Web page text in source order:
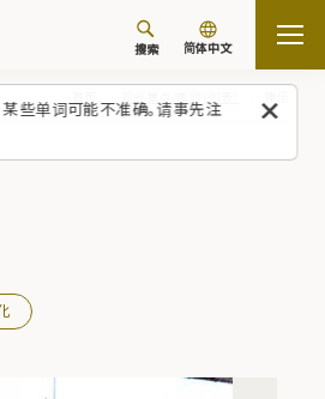
些单词可能不准确。请事先注
搜索 简体中文